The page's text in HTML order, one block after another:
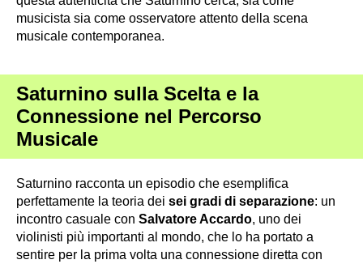
musicista sia come osservatore attento della scena
musicale contemporanea.
Saturnino sulla Scelta e la
Connessione nel Percorso
Musicale
Saturnino racconta un episodio che esemplifica
perfettamente la teoria dei sei gradi di separazione: un
incontro casuale con Salvatore Accardo, uno dei
violinisti più importanti al mondo, che lo ha portato a
sentire per la prima volta una connessione diretta con